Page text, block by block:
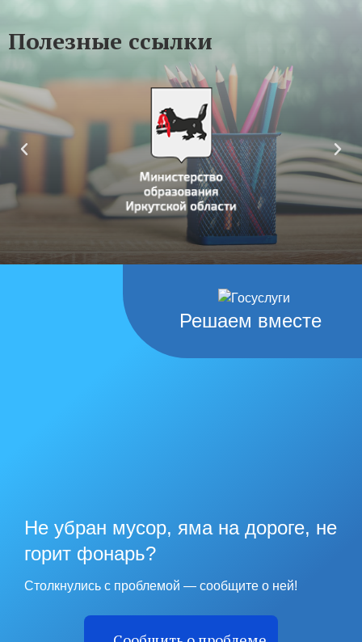
Полезные ссылки
Решаем вместе
Не убран мусор, яма на дороге, не
горит фонарь?
Столкнулись с проблемой — сообщите о ней!